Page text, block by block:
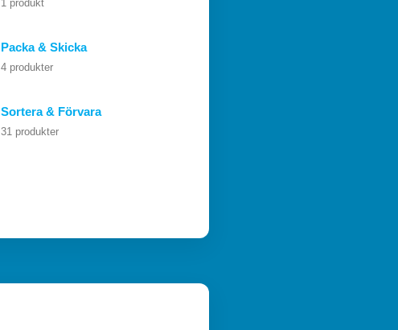
1 produkt
Packa & Skicka
4 produkter
Sortera & Förvara
31 produkter